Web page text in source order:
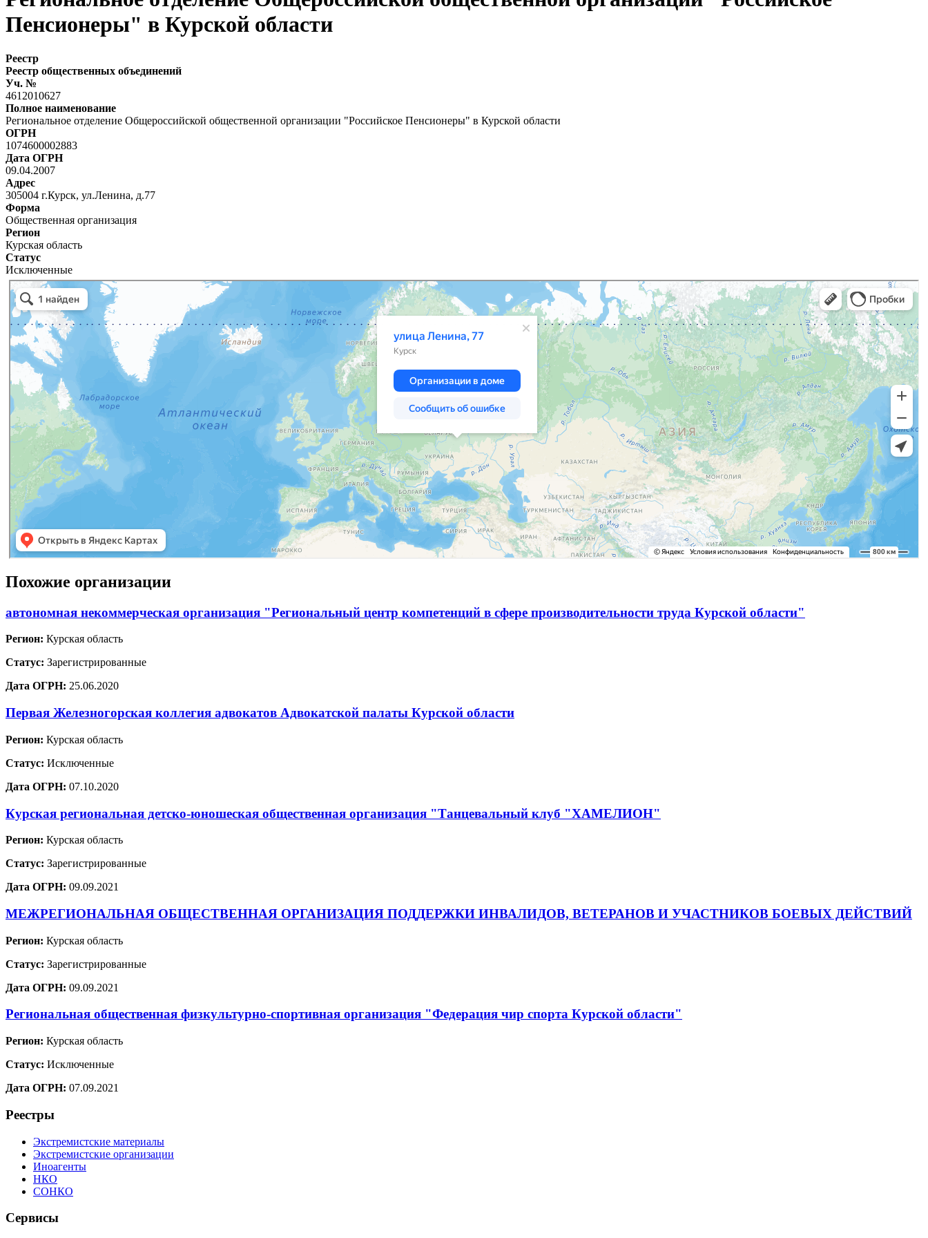
Пенсионеры" в Курской области
Реестр
Реестр общественных объединений
Уч. №
4612010627
Полное наименование
Региональное отделение Общероссийской общественной организации "Российское Пенсионеры" в Курской области
ОГРН
1074600002883
Дата ОГРН
09.04.2007
Адрес
305004 г.Курск, ул.Ленина, д.77
Форма
Общественная организация
Регион
Курская область
Статус
Исключенные
Похожие организации
автономная некоммерческая организация "Региональный центр компетенций в сфере производительности труда Курской области"
Регион: Курская область
Статус: Зарегистрированные
Дата ОГРН: 25.06.2020
Первая Железногорская коллегия адвокатов Адвокатской палаты Курской области
Регион: Курская область
Статус: Исключенные
Дата ОГРН: 07.10.2020
Курская региональная детско-юношеская общественная организация "Танцевальный клуб "ХАМЕЛИОН"
Регион: Курская область
Статус: Зарегистрированные
Дата ОГРН: 09.09.2021
МЕЖРЕГИОНАЛЬНАЯ ОБЩЕСТВЕННАЯ ОРГАНИЗАЦИЯ ПОДДЕРЖКИ ИНВАЛИДОВ, ВЕТЕРАНОВ И УЧАСТНИКОВ БОЕВЫХ ДЕЙСТВИЙ
Регион: Курская область
Статус: Зарегистрированные
Дата ОГРН: 09.09.2021
Региональная общественная физкультурно-спортивная организация "Федерация чир спорта Курской области"
Регион: Курская область
Статус: Исключенные
Дата ОГРН: 07.09.2021
Реестры
Экстремистские материалы
Экстремистские организации
Иноагенты
НКО
СОНКО
Сервисы